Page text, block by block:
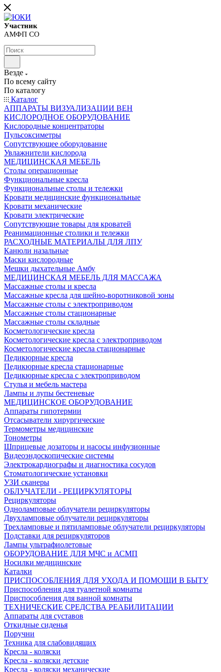
Участник
АМФП СО
Везде
По всему сайту
По каталогу
Каталог
АППАРАТЫ ВИЗУАЛИЗАЦИИ ВЕН
КИСЛОРОДНОЕ ОБОРУДОВАНИЕ
Кислородные концентраторы
Пульсоксиметры
Сопутствующее оборудование
Увлажнители кислорода
МЕДИЦИНСКАЯ МЕБЕЛЬ
Столы операционные
Функциональные кресла
Функциональные столы и тележки
Кровати медицинские функциональные
Кровати механические
Кровати электрические
Сопутствующие товары для кроватей
Реанимационные столики и тележки
РАСХОДНЫЕ МАТЕРИАЛЫ ДЛЯ ЛПУ
Канюли назальные
Маски кислородные
Мешки дыхательные Амбу
МЕДИЦИНСКАЯ МЕБЕЛЬ ДЛЯ МАССАЖА
Массажные столы и кресла
Массажные кресла для шейно-воротниковой зоны
Массажные столы с электроприводом
Массажные столы стационарные
Массажные столы складные
Косметологические кресла
Косметологические кресла с электроприводом
Косметологические кресла стационарные
Педикюрные кресла
Педикюрные кресла стационарные
Педикюрные кресла с электроприводом
Стулья и мебель мастера
Лампы и лупы бестеневые
МЕДИЦИНСКОЕ ОБОРУДОВАНИЕ
Аппараты гипотермии
Отсасыватели хирургические
Термометры медицинские
Тонометры
Шприцевые дозаторы и насосы инфузионные
Видеоэндоскопические системы
Электрокардиографы и диагностика сосудов
Стоматологические установки
УЗИ сканеры
ОБЛУЧАТЕЛИ - РЕЦИРКУЛЯТОРЫ
Рециркуляторы
Одноламповые облучатели рециркуляторы
Двухламповые облучатели рециркуляторы
Трехламповые и пятиламповые облучатели рециркуляторы
Подставки для рециркуляторов
Лампы ультрафиолетовые
ОБОРУДОВАНИЕ ДЛЯ МЧС и АСМП
Носилки медицинские
Каталки
ПРИСПОСОБЛЕНИЯ ДЛЯ УХОДА И ПОМОЩИ В БЫТУ
Приспособления для туалетной комнаты
Приспособления для ванной комнаты
ТЕХНИЧЕСКИЕ СРЕДСТВА РЕАБИЛИТАЦИИ
Аппараты для суставов
Откидные сиденья
Поручни
Техника для слабовидящих
Кресла - коляски
Кресла - коляски детские
Кресла - коляски механические